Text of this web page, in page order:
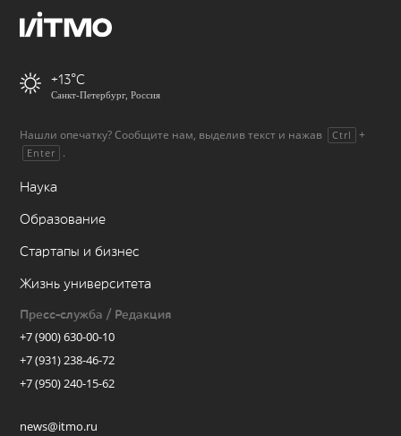
+13
Санкт-Петербург, Россия
Нашли опечатку? Сообщите нам, выделив текст и нажав Ctrl +
Enter .
Наука
Образование
Стартапы и бизнес
Жизнь университета
Пресс-служба / Редакция
+7 (900) 630-00-10
+7 (931) 238-46-72
+7 (950) 240-15-62
news@itmo.ru